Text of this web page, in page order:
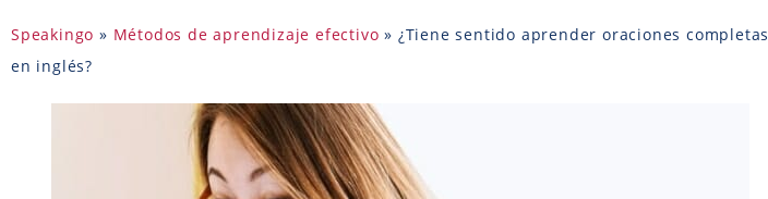
Speakingo » Métodos de aprendizaje efectivo » ¿Tiene sentido aprender oraciones completas
en inglés?